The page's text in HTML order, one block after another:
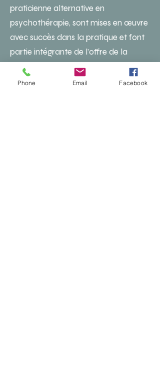
praticienne alternative en
psychothérapie, sont mises en œuvre
avec succès dans la pratique et font
partie intégrante de l'offre de la
clinique LWL de Dortmund depuis
2016. _cc781905-5cde- 3194-bb3b-
Phone Email Facebook